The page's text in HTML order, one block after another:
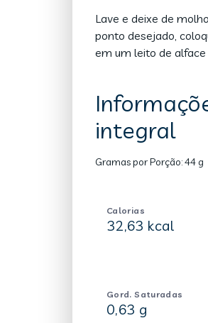
Lave e deixe de
ponto desejado,
em um leito de
integral
Gramas por Porção:44 g
Calorias
32,63 kcal
Gord. Saturadas
0,63 g